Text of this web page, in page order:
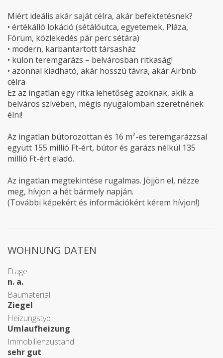
Miért ideális akár saját célra, akár befektetésnek?
• értékálló lokáció (sétálóutca, egyetemek, Pláza,
Fórum, közlekedés pár perc sétára)
• modern, karbantartott társasház
• külön teremgarázs – belvárosban ritkaság!
• azonnal kiadható, akár hosszú távra, akár Airbnb
célra
Ez az ingatlan egy ritka lehetőség azoknak, akik a
belváros szívében, mégis nyugalomban szeretnének
élni!
Az ingatlan bútorozottan és 16 m²-es teremgarázzsal
együtt 155 millió Ft-ért, bútor és garázs nélkül 135
millió Ft-ért eladó.
Az ingatlan megtekintése rugalmas. Jöjjön el, nézze
meg, hívjon a hét bármely napján.
(További képekért és információkért kérem hívjon!)
WOHNUNG DATEN
Etage
n. a.
Baumaterial
Ziegel
Heizungstyp
Umlaufheizung
Immobilienzustand
sehr gut